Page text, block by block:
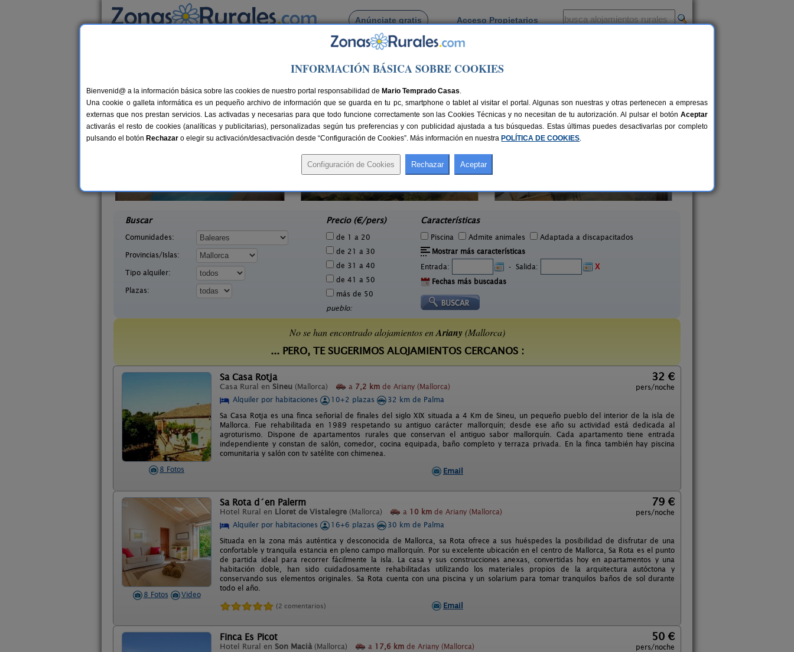
Anúnciate gratis Acceso Propietarios
Busca por pueblo
Casas Rurales cerca de Ariany
30 €
Petit Caimari
Buscar
Comunidades:
Provincias/Islas:
Tipo alquiler:
Plazas:
Precio (€/pers)
de 1 a 20
de 21 a 30
de 31 a 40
de 41 a 50
más de 50
pueblo:
Características
Piscina Admite animales
Adaptada a discapacitados
Mostrar más características
Entrada:
- Salida:
X
Fechas más buscadas
No se han encontrado alojamientos enAriany(Mallorca)
... PERO, TE SUGERIMOS ALOJAMIENTOS CERCANOS :
8 Fotos
Sa Casa Rotja
Casa Rural en Sineu (Mallorca) a 7,2 km de Ariany (Mallorca)
32 €
pers/noche
Alquiler por habitaciones
10+2 plazas
32 km de Palma
Sa Casa Rotja es una finca señorial de finales del siglo XIX situada a 4 Km de Sineu, un pequeño pueblo del interior de la isla de
Mallorca. Fue rehabilitada en 1989 respetando su antiguo carácter mallorquín; desde ese año su actividad está dedicada al
agroturismo. Dispone de apartamentos rurales que conservan el antiguo sabor mallorquín. Cada apartamento tiene entrada
independiente y constan de salón, comedor, cocina equipada, baño completo y terraza privada. En la finca también hay piscina
comunitaria y salón con tv satélite con chimenea.
Email
8 Fotos Video
Sa Rota d´en Palerm
Hotel Rural en Lloret de Vistalegre (Mallorca) a 10 km de Ariany (Mallorca)
79 €
pers/noche
Alquiler por habitaciones
16+6 plazas
30 km de Palma
Situada en la zona más auténtica y desconocida de Mallorca, sa Rota ofrece a sus huéspedes la posibilidad de disfrutar de una
confortable y tranquila estancia en pleno campo mallorquín. Por su excelente ubicación en el centro de Mallorca, Sa Rota es el punto
de partida ideal para recorrer fácilmente la isla. La casa y sus construcciones anexas, convertidas hoy en apartamentos y una
habitación doble, han sido cuidadosamente rehabilitadas utilizando los materiales propios de la arquitectura autóctona y
conservando sus elementos originales. Sa Rota cuenta con una piscina y un solarium para tomar tranquilos baños de sol durante
todo el año.
(2 comentarios) Email
Finca Es Picot
Hotel Rural en Son Macià (Mallorca) a 17,6 km de Ariany (Mallorca)
50 €
pers/noche
INFORMACIÓN BÁSICA SOBRE COOKIES
Bienvenid@ a la información básica sobre las cookies de nuestro portal responsabilidad de Mario Temprado Casas.
Una cookie o galleta informática es un pequeño archivo de información que se guarda en tu pc, smartphone o tablet al visitar el portal. Algunas son nuestras y otras pertenecen a empresas
externas que nos prestan servicios. Las activadas y necesarias para que todo funcione correctamente son las Cookies Técnicas y no necesitan de tu autorización. Al pulsar el botón Aceptar
activarás el resto de cookies (analíticas y publicitarias), personalizadas según tus preferencias y con publicidad ajustada a tus búsquedas. Estas últimas puedes desactivarlas por completo
pulsando el botón Rechazar o elegir su activación/desactivación desde “Configuración de Cookies”. Más información en nuestra POLÍTICA DE COOKIES.